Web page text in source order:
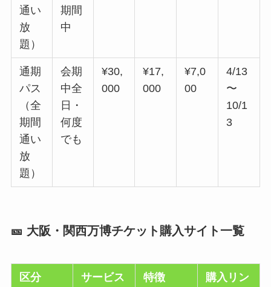
通い
放
題）
期間
中
通期
パス
（全
期間
通い
放
題）
会期
中全
日・
何度
でも
¥30,
000
¥17,
000
¥7,0
00
4/13
〜
10/1
3
🎫 大阪・関西万博チケット購入サイト一覧
区分
サービス
特徴
購入リン